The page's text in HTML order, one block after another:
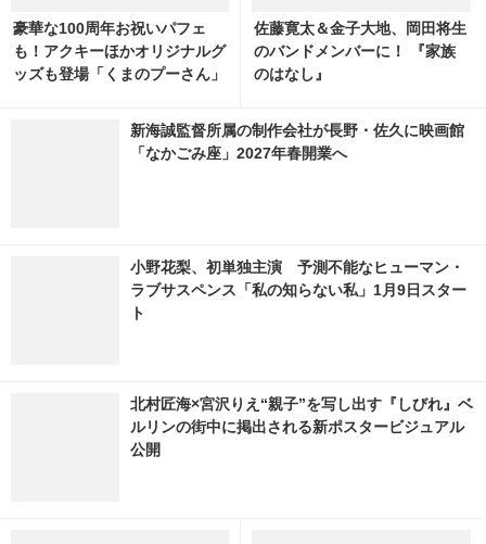
豪華な100周年お祝いパフェ
も！アクキーほかオリジナルグ
ッズも登場「くまのプーさん」
佐藤寛太＆金子大地、岡田将生
のバンドメンバーに！ 『家族
のはなし』
新海誠監督所属の制作会社が長野・佐久に映画館
「なかごみ座」2027年春開業へ
小野花梨、初単独主演 予測不能なヒューマン・
ラブサスペンス「私の知らない私」1月9日スター
ト
北村匠海×宮沢りえ“親子”を写し出す『しびれ』ベ
ルリンの街中に掲出される新ポスタービジュアル
公開